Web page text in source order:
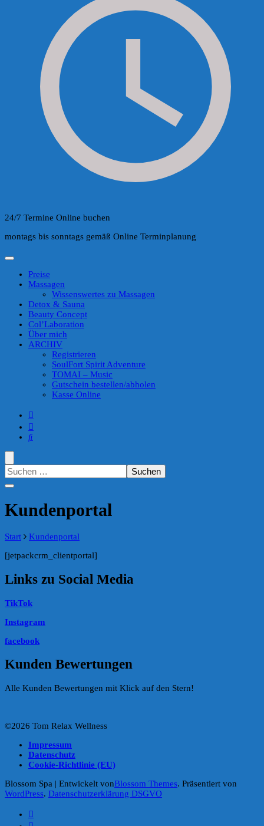
24/7 Termine Online buchen
montags bis sonntags gemäß Online Terminplanung
Preise
Massagen
Wissenswertes zu Massagen
Detox & Sauna
Beauty Concept
Col’Laboration
Über mich
ARCHIV
Registrieren
SoulFort Spirit Adventure
TOMAI – Music
Gutschein bestellen/abholen
Kasse Online
Suchen
nach:
Kundenportal
Start
Kundenportal
[jetpackcrm_clientportal]
Links zu Social Media
TikTok
Instagram
facebook
Kunden Bewertungen
Alle Kunden Bewertungen mit Klick auf den Stern!
©2026 Tom Relax Wellness
Impressum
Datenschutz
Cookie-Richtlinie (EU)
Blossom Spa | Entwickelt vonBlossom Themes. Präsentiert von
WordPress. Datenschutzerklärung DSGVO